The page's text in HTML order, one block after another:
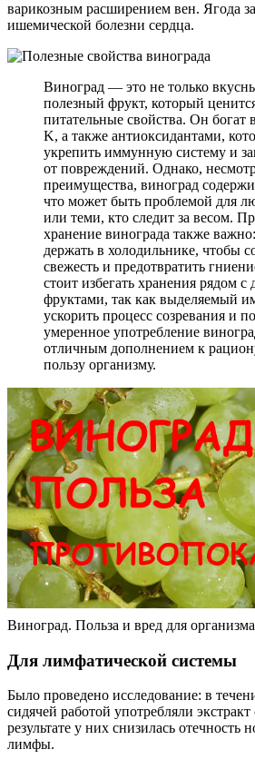
варикозным расширением вен. Ягода
ишемической болезни сердца.
Виноград — это не только
полезный фрукт, который
питательные свойства. Он богат
K, а также антиоксидантами,
укрепить иммунную систему и
от повреждений. Однако,
преимущества, виноград
что может быть проблемой для
или теми, кто следит за весом.
хранение винограда также
держать в холодильнике, чтобы
свежесть и предотвратить
стоит избегать хранения рядом с
фруктами, так как выделяемый
ускорить процесс созревания и
умеренное употребление
отличным дополнением к
пользу организму.
Виноград. Польза и вред для
Для лимфатической системы
Было проведено исследование: в
сидячей работой употребляли
результате у них снизилась отечность
лимфы.